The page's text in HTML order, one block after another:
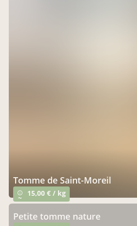
tomme de Saint-Moreil
info_outline
~ 15,00 € / kg
petite tomme nature